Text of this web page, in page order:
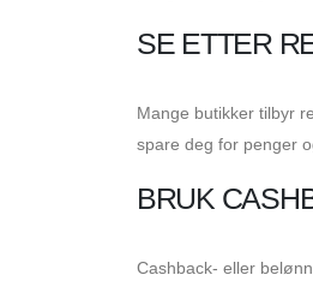
SE ETTER
Mange butikker tilbyr
spare deg for penger
BRUK
Cashback- eller